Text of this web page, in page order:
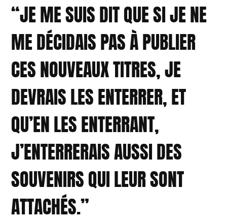
“JE ME SUIS DIT QUE SI JE NE
ME DÉCIDAIS PAS À PUBLIER
CES NOUVEAUX TITRES, JE
DEVRAIS LES ENTERRER, ET
QU’EN LES ENTERRANT,
J’ENTERRERAIS AUSSI DES
SOUVENIRS QUI LEUR SONT
ATTACHÉS.”